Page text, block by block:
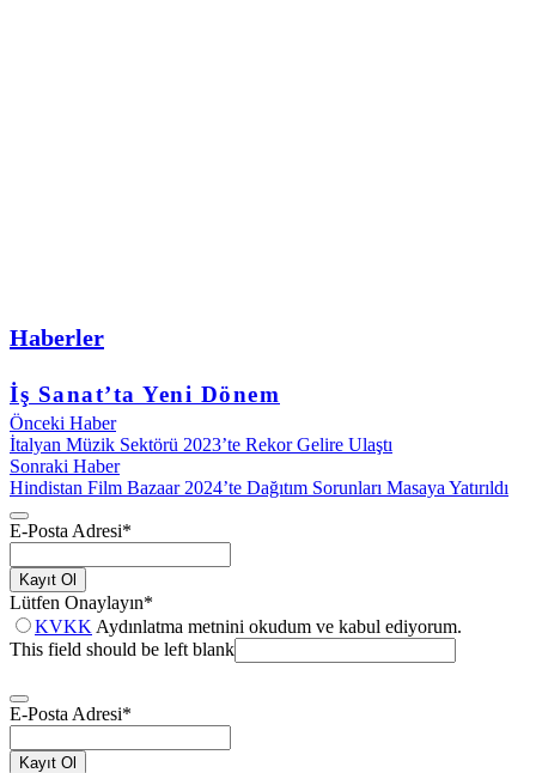
Haberler
İş Sanat’ta Yeni Dönem
Önceki Haber
İtalyan Müzik Sektörü 2023’te Rekor Gelire Ulaştı
Sonraki Haber
Hindistan Film Bazaar 2024’te Dağıtım Sorunları Masaya Yatırıldı
E-Posta Adresi*
Kayıt Ol
Lütfen Onaylayın*
KVKK Aydınlatma metnini okudum ve kabul ediyorum.
This field should be left blank
E-Posta Adresi*
Kayıt Ol